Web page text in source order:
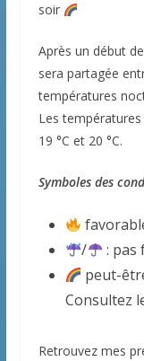
soir
Après un début
sera partagée
températures
Les
19 °C et 20 °C.
Symboles des
/
: pas
peut-
Consultez
Retrouvez mes